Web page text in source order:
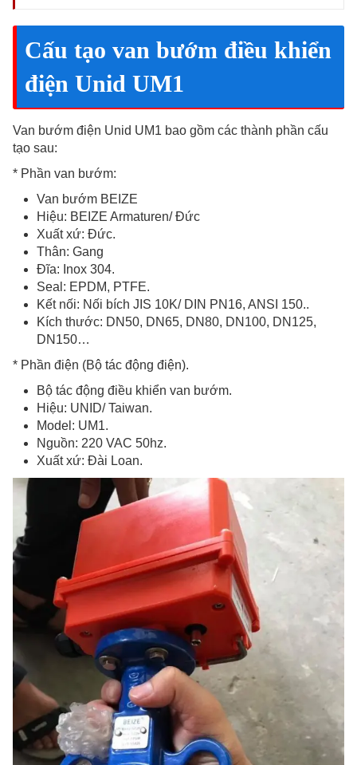
Cấu tạo van bướm điều khiển
điện Unid UM1
Van bướm điện Unid UM1 bao gồm các thành phần cấu
tạo sau:
* Phần van bướm:
Van bướm BEIZE
Hiệu: BEIZE Armaturen/ Đức
Xuất xứ: Đức.
Thân: Gang
Đĩa: Inox 304.
Seal: EPDM, PTFE.
Kết nối: Nối bích JIS 10K/ DIN PN16, ANSI 150..
Kích thước: DN50, DN65, DN80, DN100, DN125,
DN150…
* Phần điện (Bộ tác động điện).
Bộ tác động điều khiển van bướm.
Hiệu: UNID/ Taiwan.
Model: UM1.
Nguồn: 220 VAC 50hz.
Xuất xứ: Đài Loan.